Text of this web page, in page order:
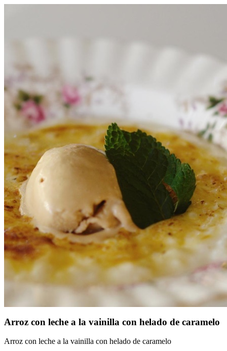
Arroz con leche a la vainilla con helado de caramelo
Arroz con leche a la vainilla con helado de caramelo